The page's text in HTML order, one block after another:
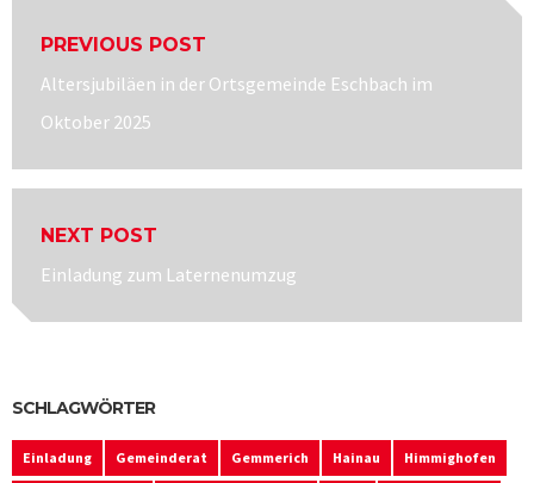
PREVIOUS POST
Previous
post:
Altersjubiläen in der Ortsgemeinde Eschbach im
Oktober 2025
NEXT POST
Next
Einladung zum Laternenumzug
SCHLAGWÖRTER
Einladung Gemeinderat Gemmerich Hainau Himmighofen